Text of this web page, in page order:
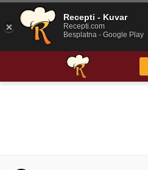
Recepti - Kuvar
Recepti.com
Besplatna - Google Play